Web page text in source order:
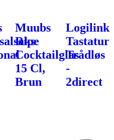
Muubs
Ripe
Cocktailglas
15 Cl,
Brun
Logilink
Tastatur
Trådløs
-
2direct